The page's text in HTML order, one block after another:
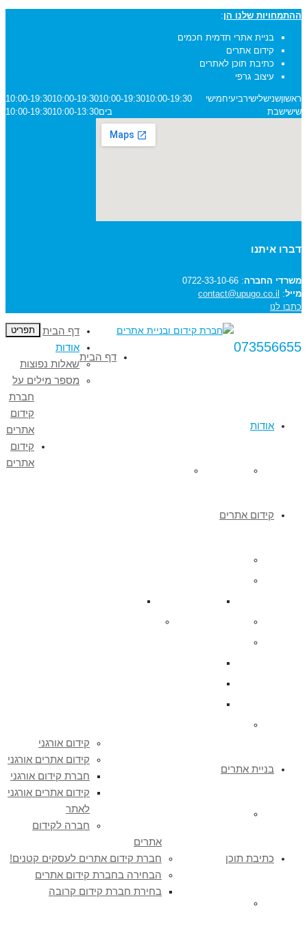
ההתמחויות שלנו הן:
בניית אתרי תדמית חכמים
קידום אתרים
כתיבת תוכן לאתרים
עיצוב גרפי
ראשון 10:00-19:30 שני 10:00-19:30 שלישי 10:00-19:30 רביעי 10:00-19:30
חמישי
10:00-19:30
שישי 10:00-13:30 שבת בים
דברו איתנו
משרדי החברה: 0722-33-10-66
מייל:
contact@upugo.co.il
כתבו לנו
073556655
תפריט
דף הבית
אודות
שאלות נפוצות
קידום אתרים
חברת קידום אורגני
חברה לקידום אתרים
בניית אתרים
כתיבת תוכן
דף הבית
אודות
שאלות נפוצות
מספר מילים על
חברת
קידום
אתרים
קידום
אתרים
קידום אורגני
קידום אתרים אורגני
חברת קידום אורגני
קידום אתרים אורגני
לאתר
חברה לקידום
אתרים
חברת קידום אתרים לעסקים קטנים!
הבחירה בחברת קידום אתרים
בחירת חברת קידום קרובה